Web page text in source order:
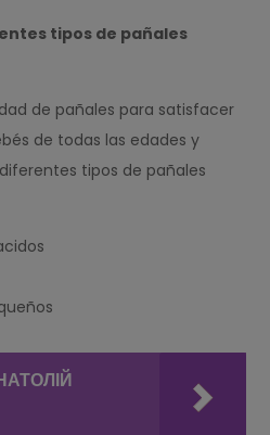
tipos de pañales
de pañales para satisfacer
de todas las edades y
tipos de pañales